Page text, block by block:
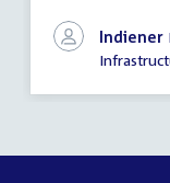
Indiener